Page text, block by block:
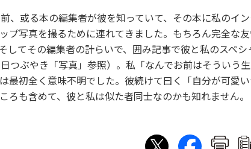
、或る本の編集者が彼を知っていて、その本に私のイ
プ写真を撮るために連れてきました。もちろん完全な
してその編集者の計らいで、囲み記事で彼と私のスペ
つぶやき「写真」参照）。私「なんでお前はそういう
最初全く意味不明でした。彼続けて曰く「自分が可愛
ろも含めて、彼と私は似た者同士なのかも知れません。